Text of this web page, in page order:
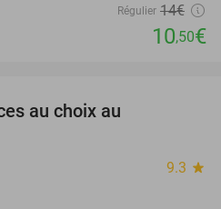
Régulier 14€
10,50€
au choix au
9.3 star